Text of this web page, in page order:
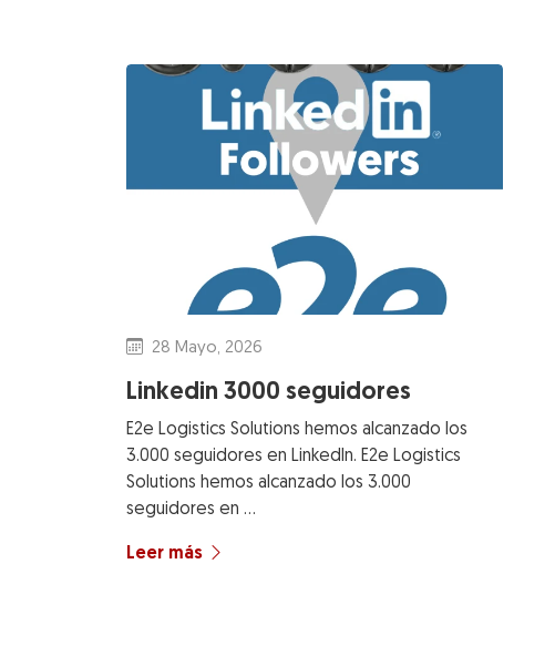
28 Mayo, 2026
Linkedin 3000 seguidores
E2e Logistics Solutions hemos alcanzado los
3.000 seguidores en LinkedIn. E2e Logistics
Solutions hemos alcanzado los 3.000
seguidores en …
Leer más